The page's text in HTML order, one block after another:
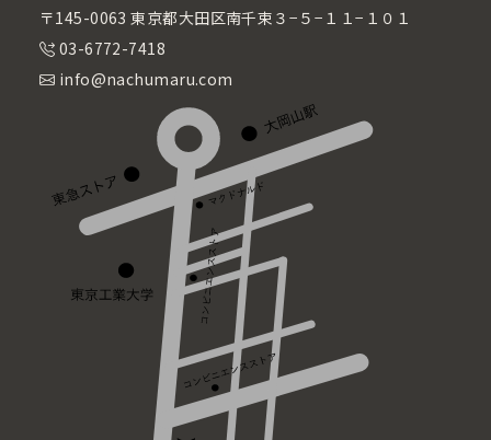
〒145-0063 東京都大田区南千束３−５−１１−１０１
03-6772-7418
info@nachumaru.com